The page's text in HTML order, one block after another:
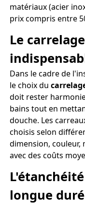
matériaux (acier
prix compris entre
Le
Dans le cadre de
le choix du
doit rester
bains tout en
douche. Les
choisis selon
dimension,
avec des coûts
longue